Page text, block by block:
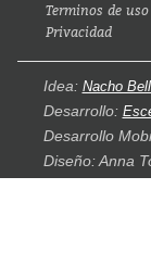
Terminos de uso
Privacidad
Idea: Nacho
Desarrollo:
Desarrollo
Diseño: Anna